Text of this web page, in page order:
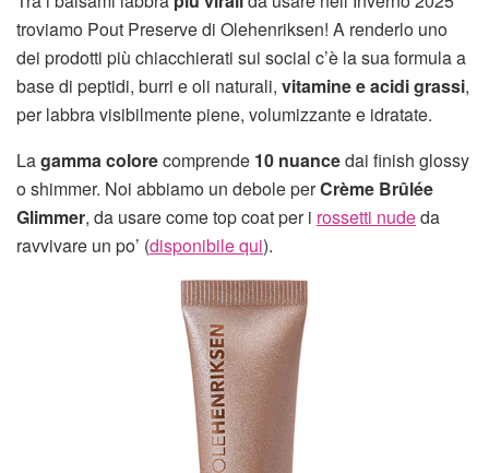
troviamo Pout Preserve di Olehenriksen! A renderlo uno
dei prodotti più chiacchierati sui social c’è la sua formula a
base di peptidi, burri e oli naturali, vitamine e acidi grassi,
per labbra visibilmente piene, volumizzante e idratate.
Lagamma colorecomprende 10 nuancedai finish glossy
o shimmer. Noi abbiamo un debole perCrème Brûlée
Glimmer, da usare come top coat per i rossetti nudeda
ravvivare un po’ (disponibile qui).